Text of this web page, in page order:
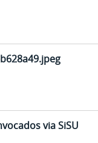
via SiSU